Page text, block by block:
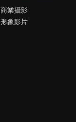
商業攝影
形象影片